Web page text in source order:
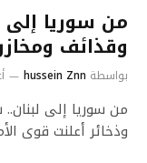
من سوريا إلى
وقذائف
بواسطة hussein Znn
من سوريا إلى
وذخائر أعلنت قوى